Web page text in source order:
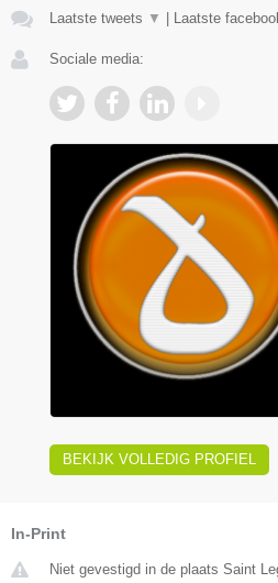
Laatste tweets ▼ | Laatste
Sociale media:
BEKIJK VOLLEDIG PROFIEL
In-Print
Niet gevestigd in de plaats Saint